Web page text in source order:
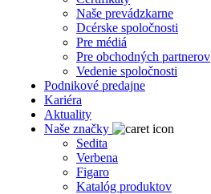
Naše prevádzkarne
Dcérske spoločnosti
Pre médiá
Pre obchodných partnerov
Vedenie spoločnosti
Podnikové predajne
Kariéra
Aktuality
Naše značky
Sedita
Verbena
Figaro
Katalóg produktov